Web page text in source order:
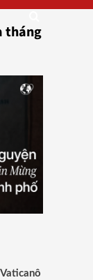
tháng